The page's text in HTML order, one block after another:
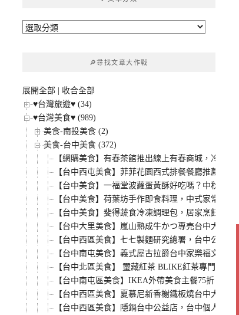
🔎
🔎尋找文章大作戰
展開全部
收合全部
♥台灣旅遊♥ (34)
♥台灣美食♥ (989)
美食-南投美食 (2)
美食-台中美食 (372)
【網購美食】有春茶館推出線上有春商城，冷凍
【台中西屯美食】菲菲花園西式排餐餐廳推薦，
【台中美食】一福堂波蘿蛋黃酥好吃嗎？中秋節
【台中美食】荷葉坊手作即食料理，中式家常菜
【台中美食】斐得蔬食冷凍調理包，居家烹飪偷
【台中大里美食】嵐山熟成牛かつ專売台中大里
【台中西區美食】七七製麵研究總署，台中公益
【台中南屯美食】義式屋古拉爵台中家樂福文心
【台中北區美食】 璽藏紅茶 BLIKE紅茶專門店，
【台中南屯區美食】IKEA外帶美食主餐75折，防
【台中西區美食】夏慕尼新香榭鐵板燒台中大隆
【台中西區美食】隱鍋台中公益店，台中個人涮